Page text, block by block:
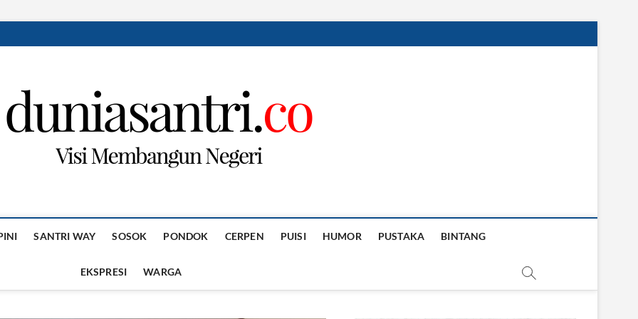
SANTRI WAY SOSOK PONDOK CERPEN PUISI HUMOR PUSTAKA BINTANG
EKSPRESI WARGA